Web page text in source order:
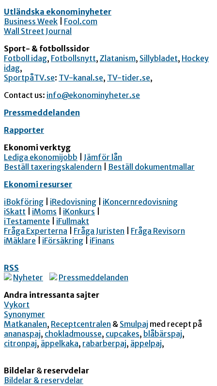
Utländska ekonominyheter
Business Week
Fool.com
Wall Street Journal
Sport- & fotbollssidor
Fotboll idag, Fotbollsnytt, Zlatanism, Sillybladet, Hockey
idag,
SportpåTV.se: TV-kanal.se, TV-tider.se,
Contact us: info@ekonominyheter.se
Pressmeddelanden
Rapporter
Ekonomi verktyg
Lediga ekonomijobb
Jämför lån
Beställ taxeringskalendern
Beställ dokumentmallar
Ekonomi resurser
iBokföring
iRedovisning
iKoncernredovisning
iSkatt
iMoms iKonkurs
iTestamente
iFullmakt
Fråga Experterna
Fråga Juristen
Fråga Revisorn
iMäklare
iFörsäkring iFinans
RSS
Nyheter
Pressmeddelanden
Andra intressanta sajter
Vykort
Synonymer
Matkanalen, Receptcentralen & Smulpaj med recept på
ananaspaj, chokladmousse, cupcakes, blåbärspaj,
citronpaj, äppelkaka, rabarberpaj, äppelpaj,
Bildelar & reservdelar
Bildelar & reservdelar